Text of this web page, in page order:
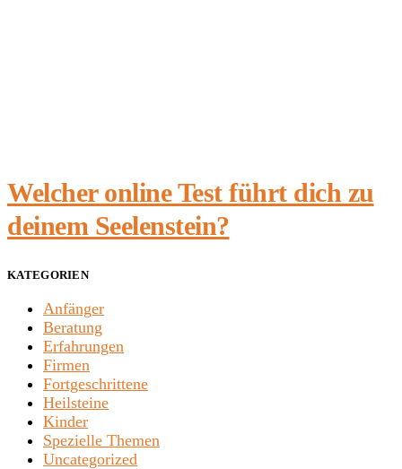
Welcher online Test führt dich zu
deinem Seelenstein?
KATEGORIEN
Anfänger
Beratung
Erfahrungen
Firmen
Fortgeschrittene
Heilsteine
Kinder
Spezielle Themen
Uncategorized